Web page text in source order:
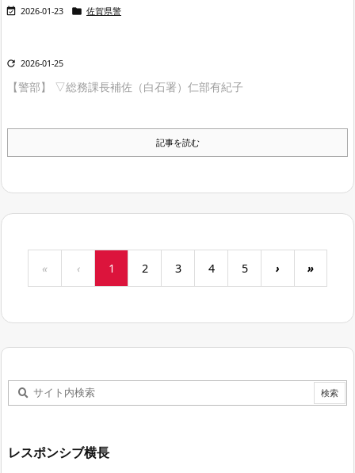
 2026-01-23  佐賀県警
 2026-01-25
【警部】 ▽総務課長補佐（白石署）仁部有紀子
記事を読む
« ‹ 1 2 3 4 5 › »
レスポンシブ横長